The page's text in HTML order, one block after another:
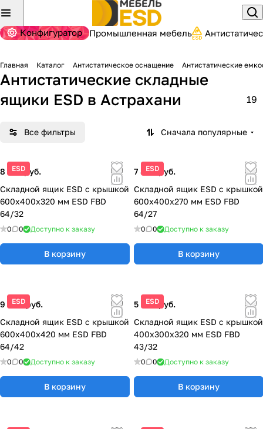
Конфигуратор Промышленная мебель
Главная Каталог Антистатическое оснащение Антистатические
Антистатические складные
ящики ESD в Астрахани 19
Все фильтры Сначала популярные
ESD
8 150 руб.
Складной ящик ESD с крышкой
600x400x320 мм ESD FBD
64/32
0 0 Доступно к заказу
В корзину
ESD
7 800 руб.
Складной ящик ESD с крышкой
600x400x270 мм ESD FBD
64/27
0 0 Доступно к заказу
В корзину
ESD
9 600 руб.
Складной ящик ESD с крышкой
600x400x420 мм ESD FBD
64/42
0 0 Доступно к заказу
В корзину
ESD
5 950 руб.
Складной ящик ESD с крышкой
400x300x320 мм ESD FBD
43/32
0 0 Доступно к заказу
В корзину